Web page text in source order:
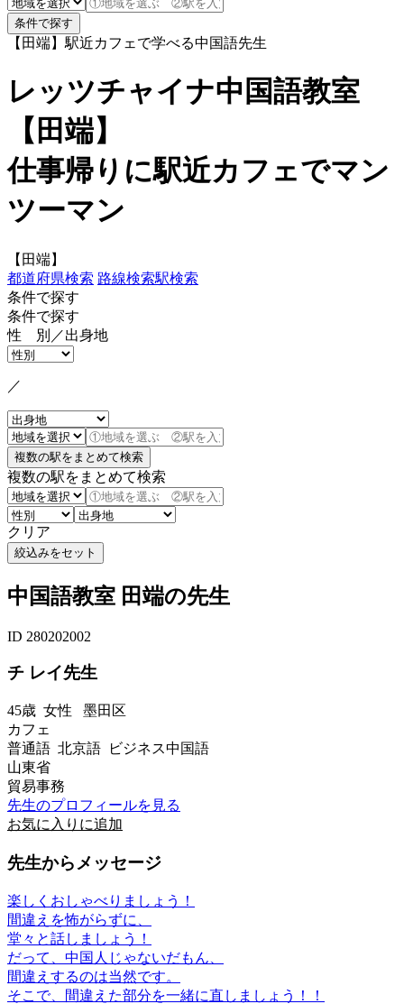
【田端】駅近カフェで学べる中国語先生
レッツチャイナ中国語教室
【田端】
仕事帰りに駅近カフェでマン
ツーマン
【田端】
都道府県検索 路線検索駅検索
条件で探す
条件で探す
性 別／出身地
／
複数の駅をまとめて検索
クリア
中国語教室 田端の先生
ID 280202002
チ レイ先生
45歳 女性 墨田区
カフェ
普通語 北京語 ビジネス中国語
山東省
貿易事務
先生のプロフィールを見る
お気に入りに追加
先生からメッセージ
楽しくおしゃべりましょう！
間違えを怖がらずに、
堂々と話しましょう！
だって、中国人じゃないだもん、
間違えするのは当然です。
そこで、間違えた部分を一緒に直しましょう！！